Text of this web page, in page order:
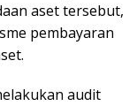
aset tersebut,
pembayaran
audit